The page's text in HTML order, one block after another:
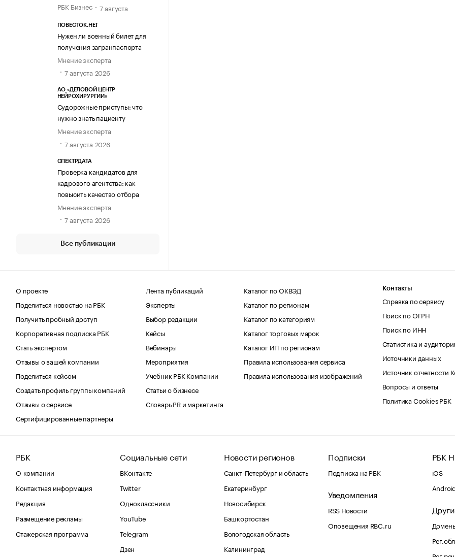
РБК Бизнес
7 августа
ПОВЕСТОК.НЕТ
Нужен ли военный билет для
получения загранпаспорта
Мнение эксперта
7 августа 2026
АО «ДЕЛОВОЙ ЦЕНТР
НЕЙРОХИРУРГИИ»
Судорожные приступы: что
нужно знать пациенту
Мнение эксперта
7 августа 2026
СПЕКТРДАТА
Проверка кандидатов для
кадрового агентства: как
повысить качество отбора
Мнение эксперта
7 августа 2026
Все публикации
О проекте
Поделиться новостью на РБК
Получить пробный доступ
Корпоративная подписка РБК
Стать экспертом
Отзывы о вашей компании
Поделиться кейсом
Создать профиль группы компаний
Отзывы о сервисе
Сертифицированные партнеры
Лента публикаций
Эксперты
Выбор редакции
Кейсы
Вебинары
Мероприятия
Учебник РБК Компании
Статьи о бизнесе
Словарь PR и маркетинга
Каталог по ОКВЭД
Каталог по регионам
Каталог по категориям
Каталог торговых марок
Каталог ИП по регионам
Правила использования сервиса
Правила использования изображений
Контакты
Справка по сервису
Поиск по ОГРН
Поиск по ИНН
Статистика и
Источники данных
Источник отчетности
Вопросы и ответы
Политика Cookies РБК
РБК
О компании
Контактная информация
Редакция
Размещение рекламы
Стажерская программа
Социальные сети
ВКонтакте
Twitter
Одноклассники
YouTube
Telegram
Дзен
Новости регионов
Санкт-Петербург и область
Екатеринбург
Новосибирск
Башкортостан
Вологодская область
Калининград
Подписки
Подписка на РБК
Уведомления
RSS Новости
Оповещения RBC.ru
РБК
iOS